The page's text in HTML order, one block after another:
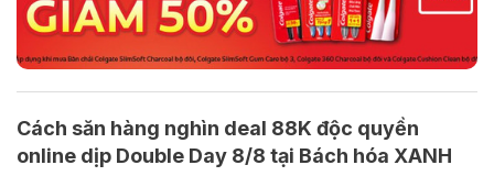
Cách săn hàng nghìn deal 88K độc quyền
online dịp Double Day 8/8 tại Bách hóa XANH